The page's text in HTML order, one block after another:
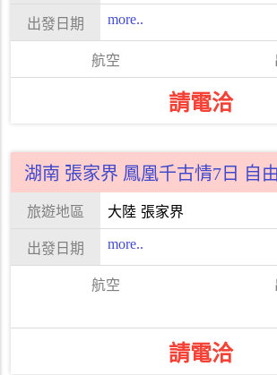
more..
請電洽
湖南 張家界 鳳凰千古情7日 自
大陸 張家界
more..
請電洽